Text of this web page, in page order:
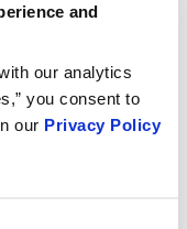
and
our analytics
you consent to
our Privacy Policy